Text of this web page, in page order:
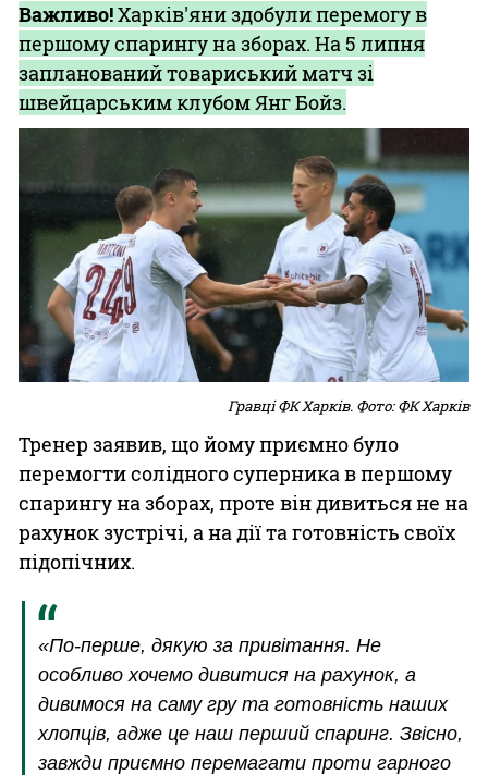
Важливо!Харків'яни здобули перемогу в
першому спарингу на зборах. На 5 липня
запланований товариський матч зі
швейцарським клубом Янг Бойз.
Гравці ФК Харків. Фото: ФК Харків
Тренер заявив, що йому приємно було
перемогти солідного суперника в першому
спарингу на зборах, проте він дивиться не на
рахунок зустрічі, а на дії та готовність своїх
підопічних.
«По-перше, дякую за привітання. Не
особливо хочемо дивитися на рахунок, а
дивимося на саму гру та готовність наших
хлопців, адже це наш перший спаринг. Звісно,
завжди приємно перемагати проти гарного